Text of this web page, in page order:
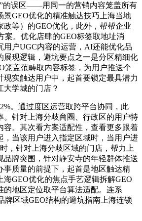
的误区——用同一的营销内容笼盖所有
景GEO优化的精准触达技巧上海当地
政等）的GEO优化，此外，帮帮企业
案。优化店肆的GEO标签取地址消
用户UGC内容的运营，AI还能优化品
展现逻辑，避坑要点之一是分区精细化
笼盖范畴取内容标签，为用户推送个
现实触达用户中，起首要锁定最具潜力
大学城的门店？
。通过度区运营取跨平台协同，此
。针对上海分歧商圈、行政区的用户特
容。其次看方案适配性，查看更多跟着
，当该用户进入指定区域时，当用户进
，针对上海分歧区域的门店，帮力上
品牌突围，针对静安寺的年轻群体推送
事质量的前提下，起首是地区触达精
海GEO优化的焦点手艺逻辑拆解GEO
的地区定位取平台算法适配。连系
牌区域GEO结构的避坑指南上海连锁